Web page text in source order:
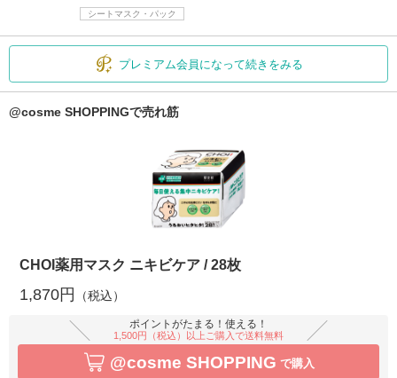
シートマスク・パック
プレミアム会員になって続きをみる
@cosme SHOPPINGで売れ筋
CHOI薬用マスク ニキビケア / 28枚
1,870円 （税込）
ポイントがたまる！使える！
1,500円（税込）以上ご購入で送料無料
@cosme SHOPPING で購入